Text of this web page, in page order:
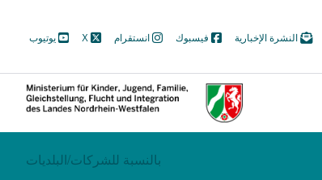
النشرة الإخبارية فيسبوك انستقرام X يوتيوب
BEREICHSWECHSEL
بالنسبة للشركات/البلديات